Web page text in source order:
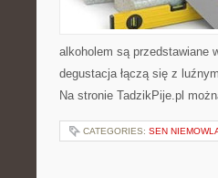
alkoholem są przedstawiane
degustacja łączą się z
Na stronie TadzikPije.pl
CATEGORIES: SEN